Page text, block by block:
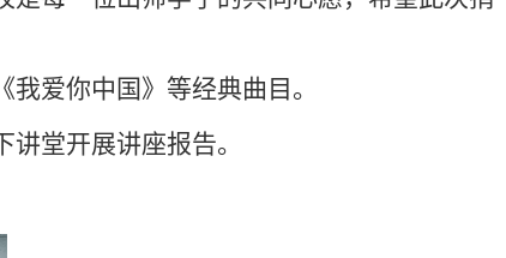
爱你中国》等经典曲目。
堂开展讲座报告。